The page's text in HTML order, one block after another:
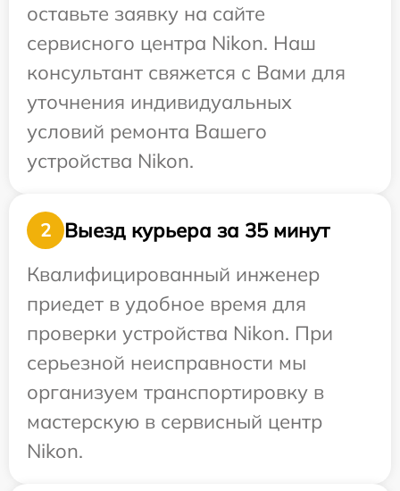
оставьте заявку на сайте
сервисного центра Nikon. Наш
консультант свяжется с Вами для
уточнения индивидуальных
условий ремонта Вашего
устройства Nikon.
2
Выезд курьера за 35 минут
Квалифицированный инженер
приедет в удобное время для
проверки устройства Nikon. При
серьезной неисправности мы
организуем транспортировку в
мастерскую в сервисный центр
Nikon.